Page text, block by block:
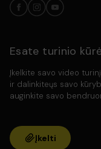
Esate turinio
Įkelkite savo video
ir dalinkiteųs savo
auginkite savo
Įkelti